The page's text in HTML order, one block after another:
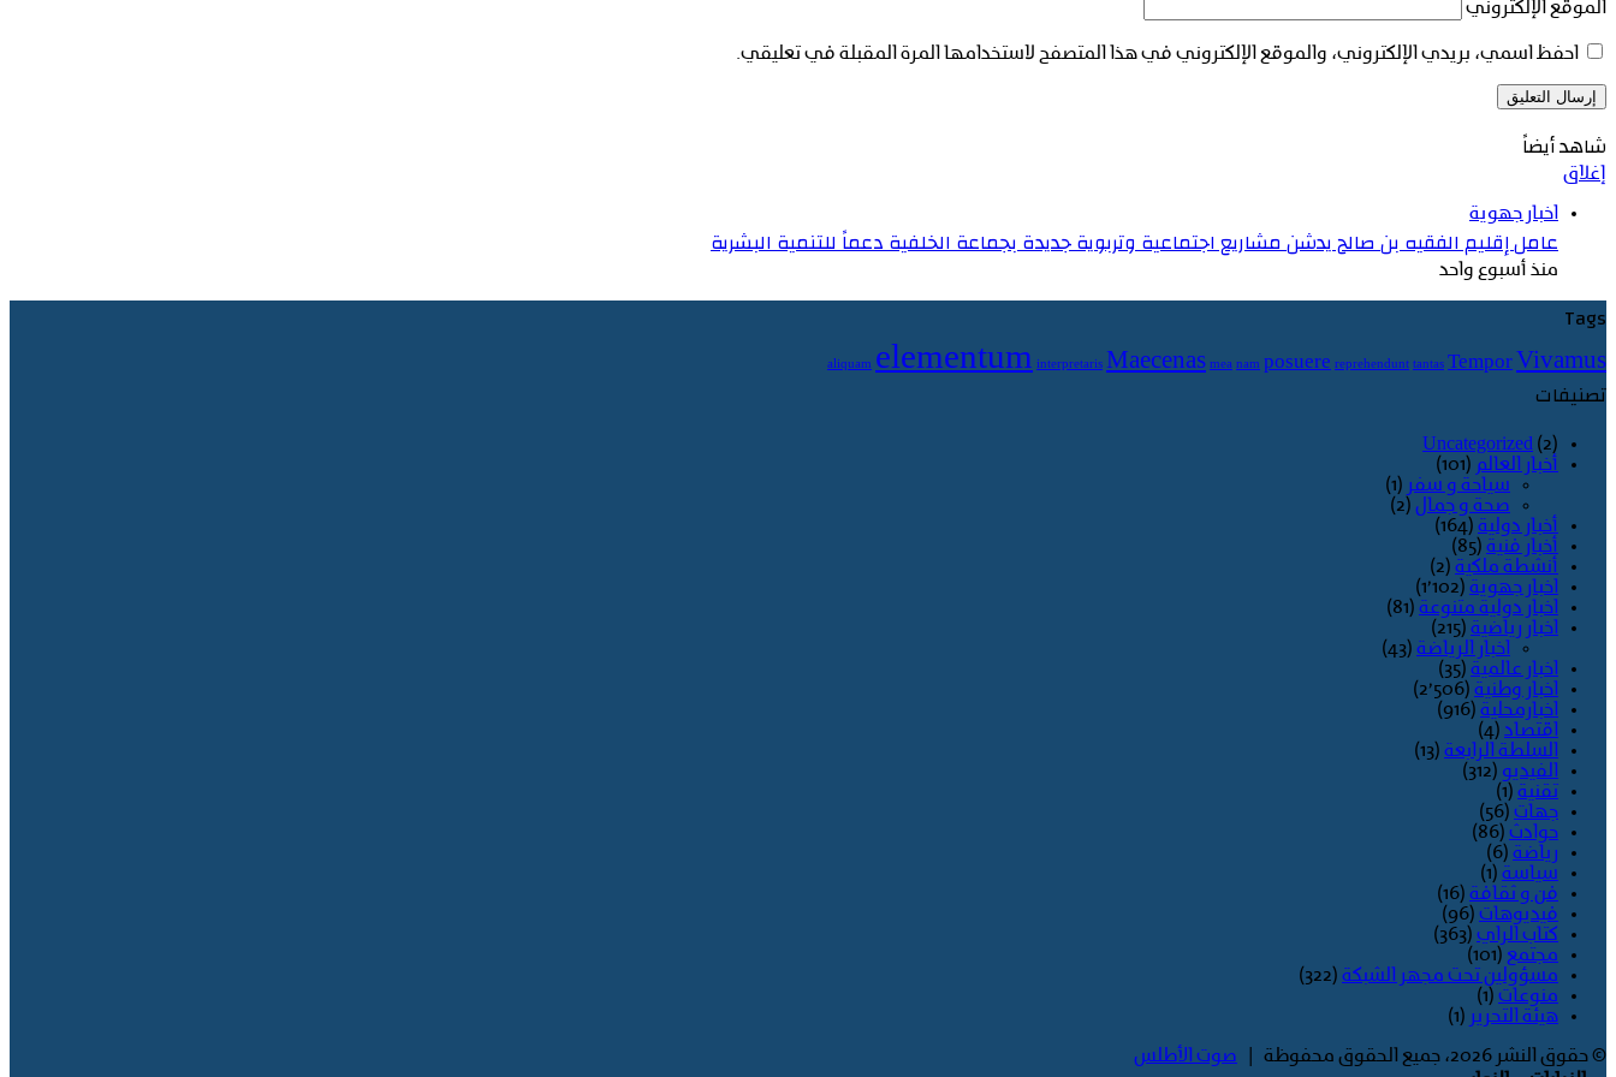
الموقع الإلكتروني
احفظ اسمي، بريدي الإلكتروني، والموقع الإلكتروني في هذا المتصفح لاستخدامها المرة المقبلة في تعليقي.
شاهد أيضاً
إغلاق
اخبار جهوية
عامل إقليم الفقيه بن صالح يدشن مشاريع اجتماعية وتربوية جديدة بجماعة الخلفية دعماً للتنمية البشرية
منذ أسبوع واحد
Tags
aliquam elementum interpretaris Maecenas mea nam posuere reprehendunt tantas Tempor Vivamus
تصنيفات
Uncategorized (2)
أخبار العالم (101)
سياحة و سفر (1)
صحة و جمال (2)
أخبار دولية (164)
أخبار فنية (85)
أنشطة ملكية (2)
اخبار جهوية (1٬102)
اخبار دولية متنوعة (81)
اخبار رياضية (215)
اخبار الرياضة (43)
اخبار عالمية (35)
اخبار وطنية (2٬506)
اخبارمحلية (916)
اقتصاد (4)
السلطة الرابعة (13)
الفيديو (312)
تقنية (1)
جهات (56)
حوادث (86)
رياضة (6)
سياسة (1)
فن و ثقافة (16)
فيديوهات (96)
كتاب الراي (363)
مجتمع (101)
مسؤولين تحت مجهر الشبكة (322)
منوعات (1)
هيئة التحرير (1)
© حقوق النشر 2026، جميع الحقوق محفوظة |
صوت الأطلس